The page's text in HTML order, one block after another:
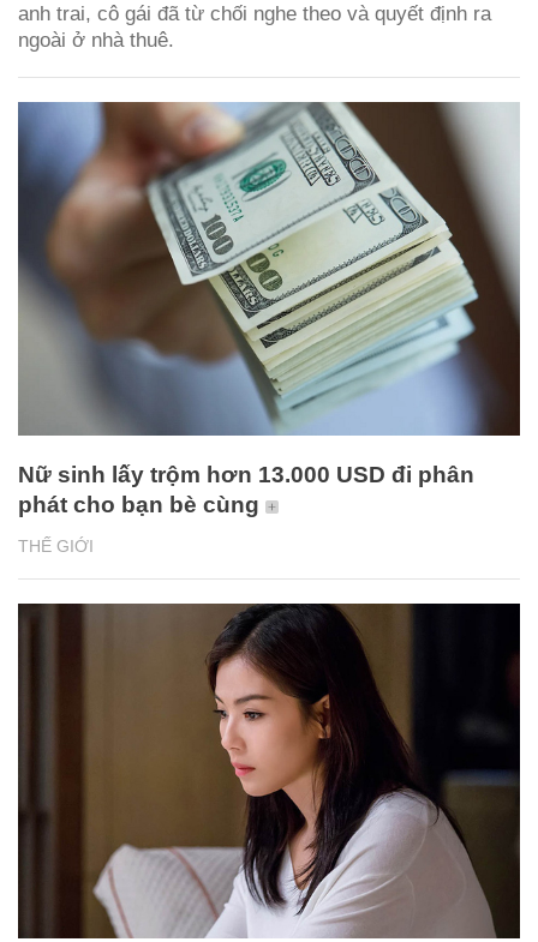
anh trai, cô gái đã từ chối nghe theo và quyết định ra
ngoài ở nhà thuê.
THẾ GIỚI
Nữ sinh lấy trộm hơn 13.000 USD đi phân
phát cho bạn bè cùng